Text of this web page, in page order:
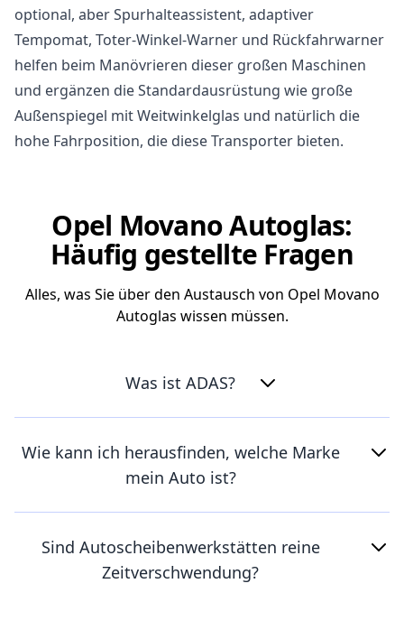
optional, aber Spurhalteassistent, adaptiver
Tempomat, Toter-Winkel-Warner und Rückfahrwarner
helfen beim Manövrieren dieser großen Maschinen
und ergänzen die Standardausrüstung wie große
Außenspiegel mit Weitwinkelglas und natürlich die
hohe Fahrposition, die diese Transporter bieten.
Opel Movano Autoglas:
Häufig gestellte Fragen
Alles, was Sie über den Austausch von Opel Movano
Autoglas wissen müssen.
Was ist ADAS?
Wie kann ich herausfinden, welche Marke
mein Auto ist?
Sind Autoscheibenwerkstätten reine
Zeitverschwendung?